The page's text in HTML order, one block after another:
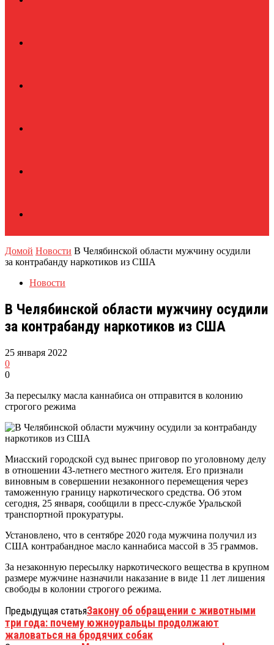
Домой Новости В Челябинской области мужчину осудили
за контрабанду наркотиков из США
Новости
В Челябинской области мужчину осудили
за контрабанду наркотиков из США
25 января 2022
0
0
За пересылку масла каннабиса он отправится в колонию
строгого режима
Миасский городской суд вынес приговор по уголовному делу
в отношении 43-летнего местного жителя. Его признали
виновным в совершении незаконного перемещения через
таможенную границу наркотического средства. Об этом
сегодня, 25 января, сообщили в пресс-службе Уральской
транспортной прокуратуры.
Установлено, что в сентябре 2020 года мужчина получил из
США контрабандное масло каннабиса массой в 35 граммов.
За незаконную пересылку наркотического вещества в крупном
размере мужчине назначили наказание в виде 11 лет лишения
свободы в колонии строгого режима.
Предыдущая статьяЗакону об обращении с животными
три года: почему южноуральцы продолжают
жаловаться на бродячих собак